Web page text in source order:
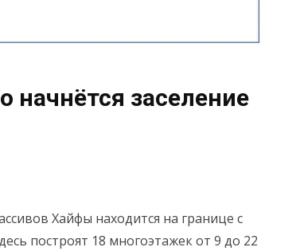
заселение
Хайфы находится на границе с
построят 18 многоэтажек от 9 до 22